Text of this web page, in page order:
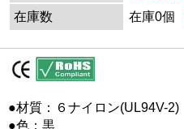
在庫数
在庫0個
●材質：６ナイロン(UL94V-2)
●色：黒